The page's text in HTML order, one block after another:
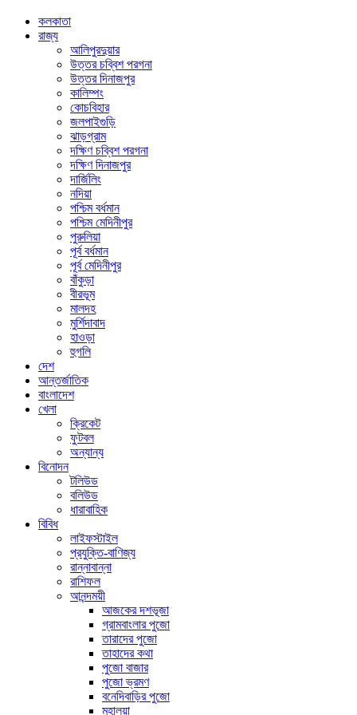
কলকাতা
রাজ্য
আলিপুরদুয়ার
উত্তর চব্বিশ পরগনা
উত্তর দিনাজপুর
কালিম্পং
কোচবিহার
জলপাইগুড়ি
ঝাড়গ্রাম
দক্ষিণ চব্বিশ পরগনা
দক্ষিণ দিনাজপুর
দার্জিলিং
নদিয়া
পশ্চিম বর্ধমান
পশ্চিম মেদিনীপুর
পুরুলিয়া
পূর্ব বর্ধমান
পূর্ব মেদিনীপুর
বাঁকুড়া
বীরভূম
মালদহ
মুর্শিদাবাদ
হাওড়া
হুগলি
দেশ
আন্তর্জাতিক
বাংলাদেশ
খেলা
ক্রিকেট
ফুটবল
অন্যান্য
বিনোদন
টলিউড
বলিউড
ধারাবাহিক
বিবিধ
লাইফস্টাইল
প্রযুক্তি-বাণিজ্য
রান্নাবান্না
রাশিফল
আনন্দময়ী
আজকের দশভূজা
গ্রামবাংলার পুজো
তারাদের পুজো
তাহাদের কথা
পুজো বাজার
পুজো ভ্রমণ
বনেদিবাড়ির পুজো
মহালয়া